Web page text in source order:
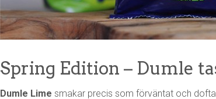
Spring Edition – Dumle
Dumle Lime smakar precis som förväntat och